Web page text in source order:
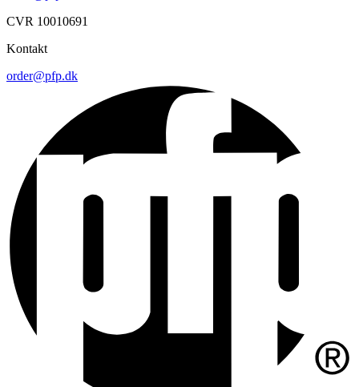
CVR 10010691
Kontakt
order@pfp.dk